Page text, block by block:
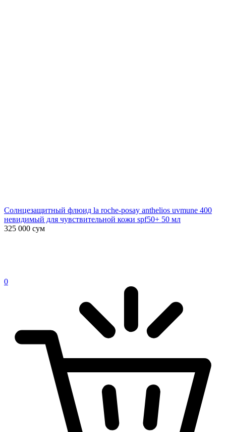
Солнцезащитный флюид la roche-posay anthelios uvmune 400
невидимый для чувствительной кожи spf50+ 50 мл
325 000 сум
0